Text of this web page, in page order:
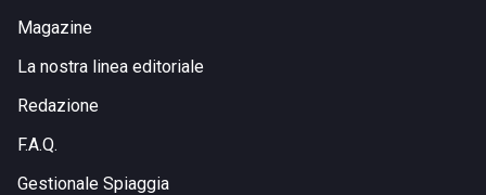
Magazine
La nostra linea editoriale
Redazione
F.A.Q.
Gestionale Spiaggia